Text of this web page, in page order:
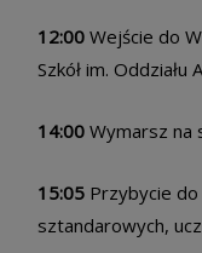
12:00 Wejście do
Szkół im. Oddziału
14:00 Wymarsz na
15:05 Przybycie
sztandarowych,